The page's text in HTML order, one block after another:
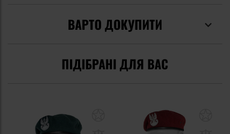
ВАРТО ДОКУПИТИ
ПІДІБРАНІ ДЛЯ ВАС